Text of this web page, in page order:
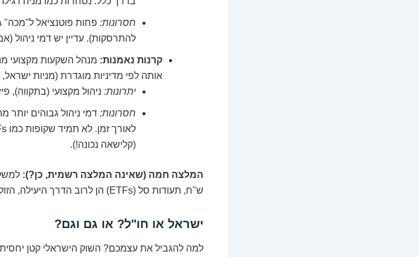
חסרונות: פחות פוטנציאל ל"מכה"
להתרסקות). עדיין יש דמי ניהול
קרנות נאמנות: מנהל השקעות מקצועי
אותה לפי מדיניות מוגדרת (מניות ישראל,
יתרונות: ניהול מקצועי (בתקווה),
חסרונות: דמי ניהול גבוהים
(קלישאה נכונה!).
המלצה חמה (שאינה המלצה רשמית, כן?):
ש"ח, תעודות סל (ETFs) הן לרוב הדרך היעילה, הזולה והמפוזרת ביותר להיכנס לשוק ההון.
ישראל או חו"ל? או גם וגם?
למה להגביל את עצמכם? השוק הישראלי קטן